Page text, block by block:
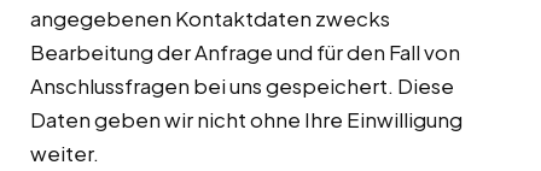
angegebenen Kontaktdaten zwecks
Bearbeitung der Anfrage und für den Fall von
Anschlussfragen bei uns gespeichert. Diese
Daten geben wir nicht ohne Ihre Einwilligung
weiter.